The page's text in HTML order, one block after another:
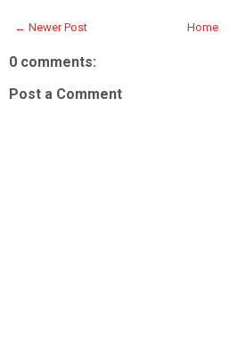
← Newer Post Home
0 comments:
Post a Comment